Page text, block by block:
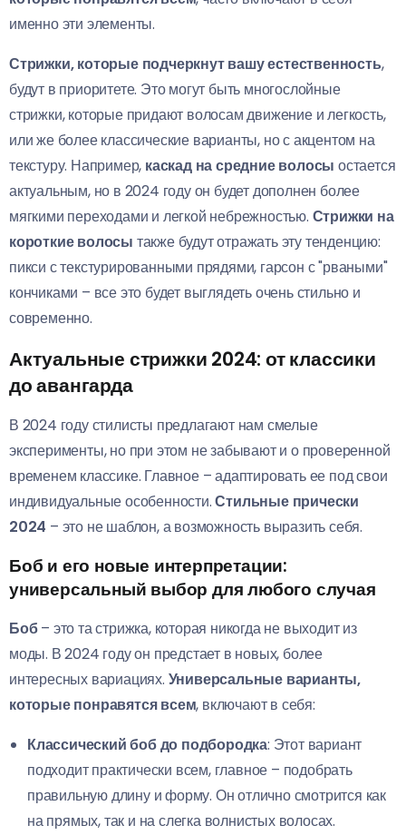
именно эти элементы.
Стрижки, которые подчеркнут вашу естественность,
будут в приоритете. Это могут быть многослойные
стрижки, которые придают волосам движение и легкость,
или же более классические варианты, но с акцентом на
текстуру. Например, каскад на средние волосы остается
актуальным, но в 2024 году он будет дополнен более
мягкими переходами и легкой небрежностью. Стрижки на
короткие волосы также будут отражать эту тенденцию:
пикси с текстурированными прядями, гарсон с "рваными"
кончиками – все это будет выглядеть очень стильно и
современно.
Актуальные стрижки 2024: от классики
до авангарда
В 2024 году стилисты предлагают нам смелые
эксперименты, но при этом не забывают и о проверенной
временем классике. Главное – адаптировать ее под свои
индивидуальные особенности.Стильные прически
2024 – это не шаблон, а возможность выразить себя.
Боб и его новые интерпретации:
универсальный выбор для любого случая
Боб– это та стрижка, которая никогда не выходит из
моды. В 2024 году он предстает в новых, более
интересных вариациях. Универсальные варианты,
которые понравятся всем, включают в себя:
Классический боб до подбородка: Этот вариант
подходит практически всем, главное – подобрать
правильную длину и форму. Он отлично смотрится как
на прямых, так и на слегка волнистых волосах.